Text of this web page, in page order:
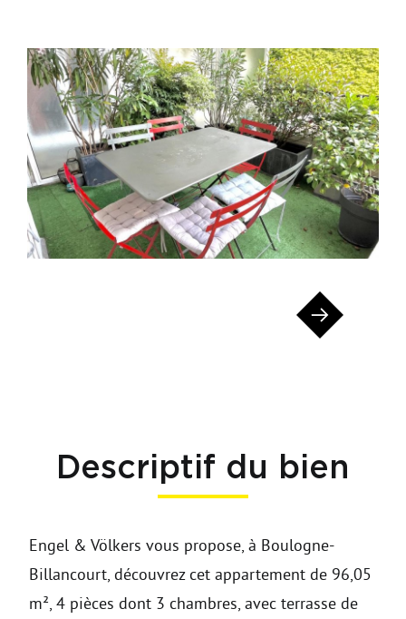
Descriptif du bien
Engel & Völkers vous propose, à Boulogne-
Billancourt, découvrez cet appartement de 96,05
m², 4 pièces dont 3 chambres, avec terrasse de